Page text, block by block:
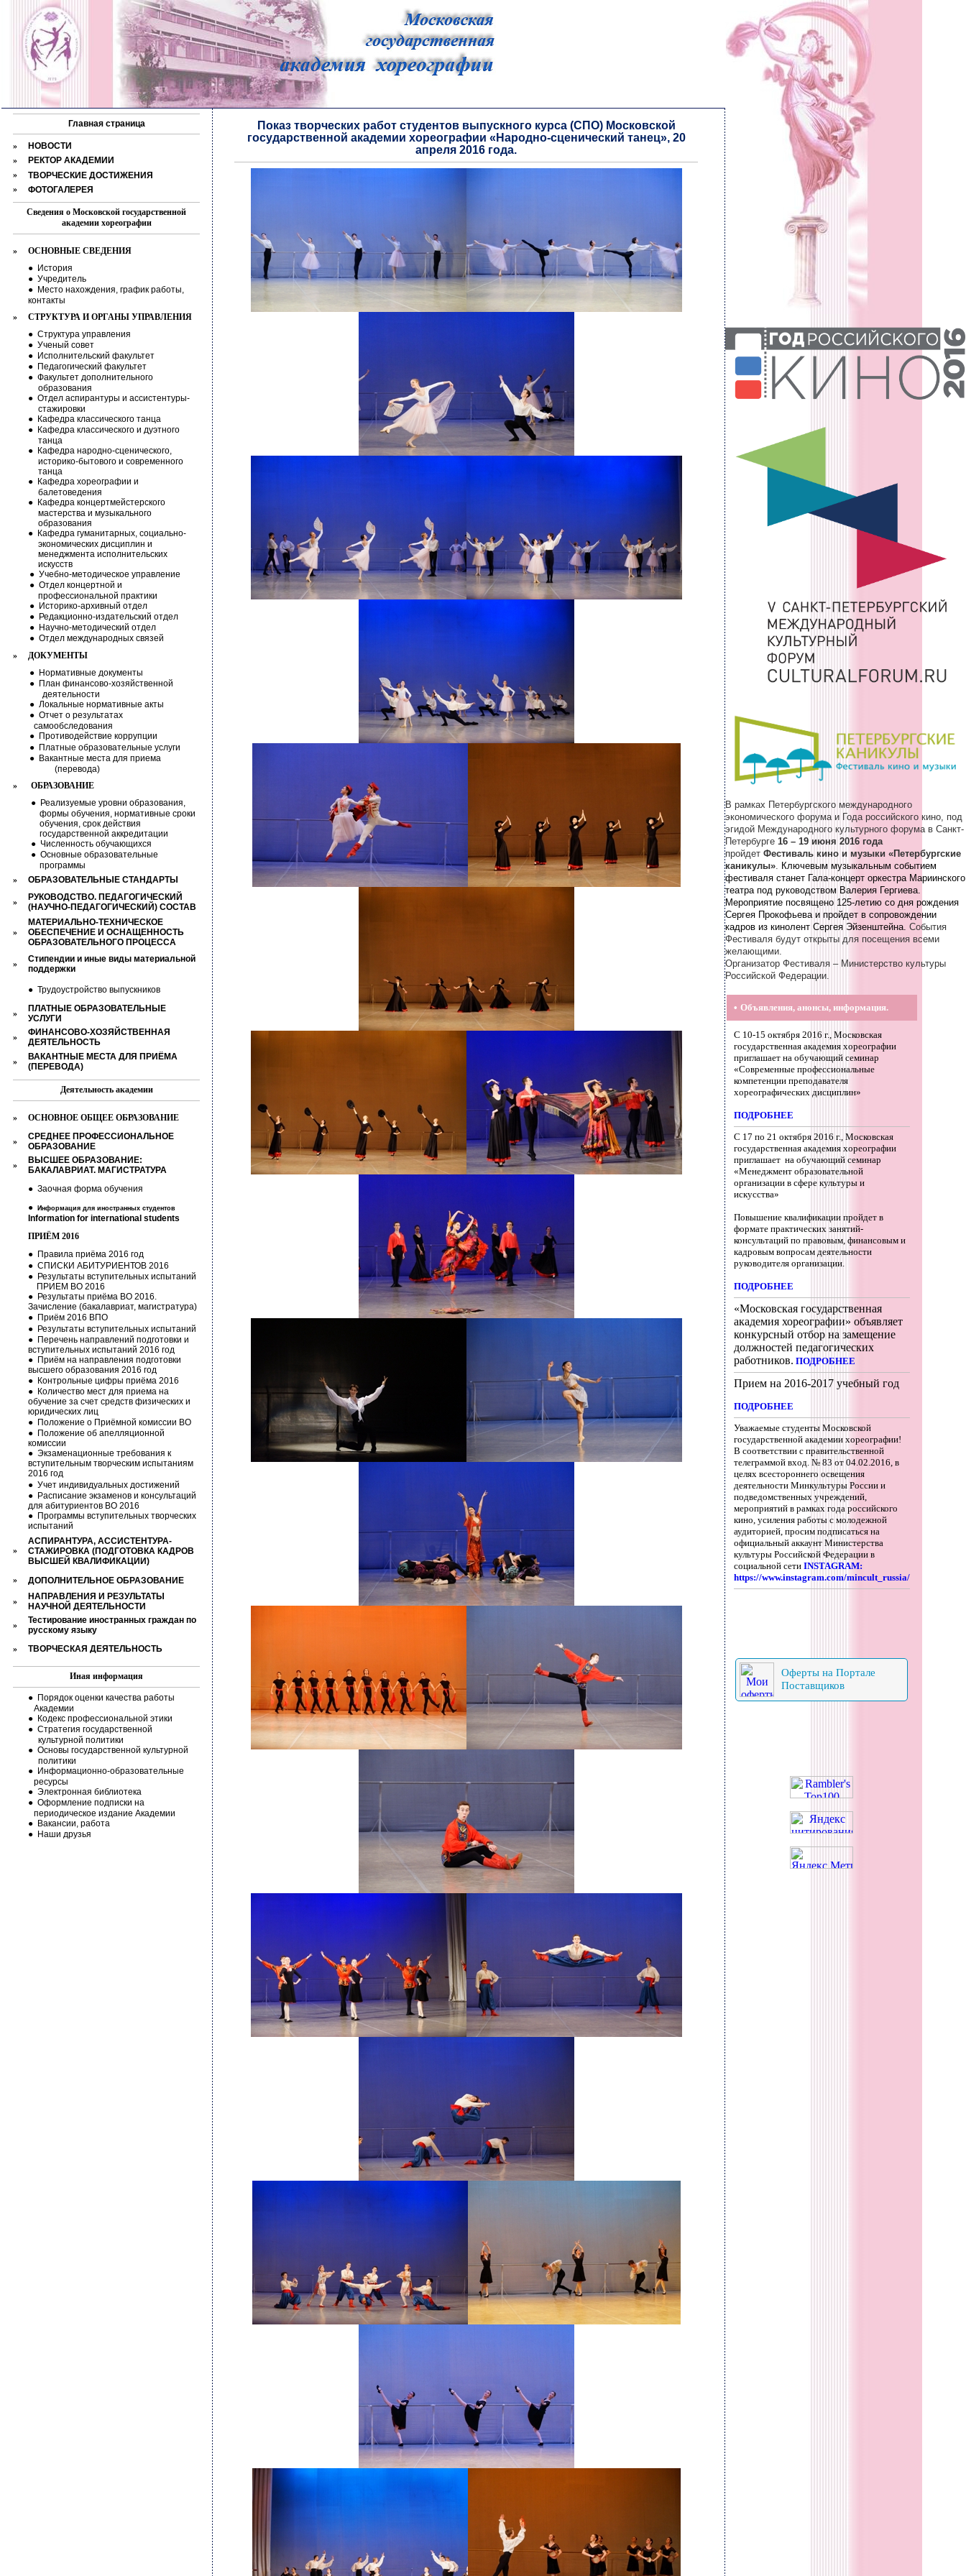
Главная страница
»
НОВОСТИ
»
РЕКТОР АКАДЕМИИ
»
ТВОРЧЕСКИЕ ДОСТИЖЕНИЯ
»
ФОТОГАЛЕРЕЯ
Сведения о Московской государственной
академии хореографии
»
ОСНОВНЫЕ СВЕДЕНИЯ
● История
● Учредитель
● Место нахождения, график работы,
контакты
»
СТРУКТУРА И ОРГАНЫ УПРАВЛЕНИЯ
● Структура управления
● Ученый совет
● Исполнительский факультет
● Педагогический факультет
● Факультет дополнительного
образования
● Отдел аспирантуры и ассистентуры-
стажировки
● Кафедра классического танца
● Кафедра классического и дуэтного
танца
● Кафедра народно-сценического,
историко-бытового и современного
танца
● Кафедра хореографии и
балетоведения
● Кафедра концертмейстерского
мастерства и музыкального
образования
● Кафедра гуманитарных, социально-
экономических дисциплин и
менеджмента исполнительских
искусств
● Учебно-методическое управление
● Отдел концертной и
профессиональной практики
● Историко-архивный отдел
● Редакционно-издательский отдел
● Научно-методический отдел
● Отдел международных связей
»
ДОКУМЕНТЫ
● Нормативные документы
● План финансово-хозяйственной
деятельности
● Локальные нормативные акты
● Отчет о результатах
самообследования
● Противодействие коррупции
● Платные образовательные услуги
● Вакантные места для приема
(перевода)
»
ОБРАЗОВАНИЕ
● Реализуемые уровни образования,
формы обучения, нормативные сроки
обучения, срок действия
государственной аккредитации
● Численность обучающихся
● Основные образовательные
программы
»
ОБРАЗОВАТЕЛЬНЫЕ СТАНДАРТЫ
»
РУКОВОДСТВО. ПЕДАГОГИЧЕСКИЙ
(НАУЧНО-ПЕДАГОГИЧЕСКИЙ) СОСТАВ
»
МАТЕРИАЛЬНО-ТЕХНИЧЕСКОЕ
ОБЕСПЕЧЕНИЕ И ОСНАЩЕННОСТЬ
ОБРАЗОВАТЕЛЬНОГО ПРОЦЕССА
»
Стипендии и иные виды материальной
поддержки
● Трудоустройство выпускников
»
ПЛАТНЫЕ ОБРАЗОВАТЕЛЬНЫЕ
УСЛУГИ
»
ФИНАНСОВО-ХОЗЯЙСТВЕННАЯ
ДЕЯТЕЛЬНОСТЬ
»
ВАКАНТНЫЕ МЕСТА ДЛЯ ПРИЁМА
(ПЕРЕВОДА)
Деятельность академии
» ОСНОВНОЕ ОБЩЕЕ ОБРАЗОВАНИЕ
»
СРЕДНЕЕ ПРОФЕССИОНАЛЬНОЕ
ОБРАЗОВАНИЕ
»
ВЫСШЕЕ ОБРАЗОВАНИЕ:
БАКАЛАВРИАТ. МАГИСТРАТУРА
● Заочная форма обучения
●
Информация для иностранных студентов
Information for international students
ПРИЁМ 2016
● Правила приёма 2016 год
● СПИСКИ АБИТУРИЕНТОВ 2016
● Результаты вступительных испытаний
ПРИЕМ ВО 2016
● Результаты приёма ВО 2016.
Зачисление (бакалавриат, магистратура)
● Приём 2016 ВПО
● Результаты вступительных испытаний
● Перечень направлений подготовки и
вступительных испытаний 2016 год
● Приём на направления подготовки
высшего образования 2016 год
● Контрольные цифры приёма 2016
● Количество мест для приема на
обучение за счет средств физических и
юридических лиц
● Положение о Приёмной комиссии ВО
● Положение об апелляционной
комиссии
● Экзаменационные требования к
вступительным творческим испытаниям
2016 год
● Учет индивидуальных достижений
● Расписание экзаменов и консультаций
для абитуриентов ВО 2016
● Программы вступительных творческих
испытаний
»
АСПИРАНТУРА, АССИСТЕНТУРА-
СТАЖИРОВКА (ПОДГОТОВКА КАДРОВ
ВЫСШЕЙ КВАЛИФИКАЦИИ)
»
ДОПОЛНИТЕЛЬНОЕ ОБРАЗОВАНИЕ
»
НАПРАВЛЕНИЯ И РЕЗУЛЬТАТЫ
НАУЧНОЙ ДЕЯТЕЛЬНОСТИ
»
Тестирование иностранных граждан по
русскому языку
»
ТВОРЧЕСКАЯ ДЕЯТЕЛЬНОСТЬ
Иная информация
● Порядок оценки качества работы
Академии
● Кодекс профессиональной этики
● Стратегия государственной
культурной политики
● Основы государственной культурной
политики
● Информационно-образовательные
ресурсы
● Электронная библиотека
● Оформление подписки на
периодическое издание Академии
● Вакансии, работа
● Наши друзья
Показ творческих работ студентов выпускного курса (СПО) Московской
государственной академии хореографии «Народно-сценический танец», 20
апреля 2016 года.
В рамках Петербургского международного
экономического форума и Года российского кино, под
эгидой Международного культурного форума в Санкт-
Петербурге 16 – 19 июня 2016 года
пройдет Фестиваль кино и музыки «Петербургские
каникулы». Ключевым музыкальным событием
фестиваля станет Гала-концерт оркестра Мариинского
театра под руководством Валерия Гергиева.
Мероприятие посвящено 125-летию со дня рождения
Сергея Прокофьева и пройдет в сопровождении
кадров из кинолент Сергея Эйзенштейна. События
Фестиваля будут открыты для посещения всеми
желающими.
Организатор Фестиваля – Министерство культуры
Российской Федерации.
• Объявления, анонсы, информация.
С 10-15 октября 2016 г., Московская
государственная академия хореографии
приглашает на обучающий семинар
«Современные профессиональные
компетенции преподавателя
хореографических дисциплин»
ПОДРОБНЕЕ
С 17 по 21 октября2016 г., Московская
государственная академия хореографии
приглашает на обучающий семинар
«Менеджмент образовательной
организации в сфере культуры и
искусства»
Повышение квалификации пройдет в
формате практических занятий-
консультаций по правовым, финансовым и
кадровым вопросам деятельности
руководителя организации.
ПОДРОБНЕЕ
«Московская государственная
академия хореографии» объявляет
конкурсный отбор на замещение
должностей педагогических
работников. ПОДРОБНЕЕ
Прием на 2016-2017 учебный год
ПОДРОБНЕЕ
Уважаемые студенты Московской
государственной академии хореографии!
В соответствии с правительственной
телеграммой вход. № 83 от 04.02.2016, в
целях всестороннего освещения
деятельности Минкультуры России и
подведомственных учреждений,
мероприятий в рамках года российского
кино, усиления работы с молодежной
аудиторией, просим подписаться на
официальный аккаунт Министерства
культуры Российской Федерации в
социальной сети INSTAGRAM:
https://www.instagram.com/mincult_russia/
Оферты на Портале
Поставщиков